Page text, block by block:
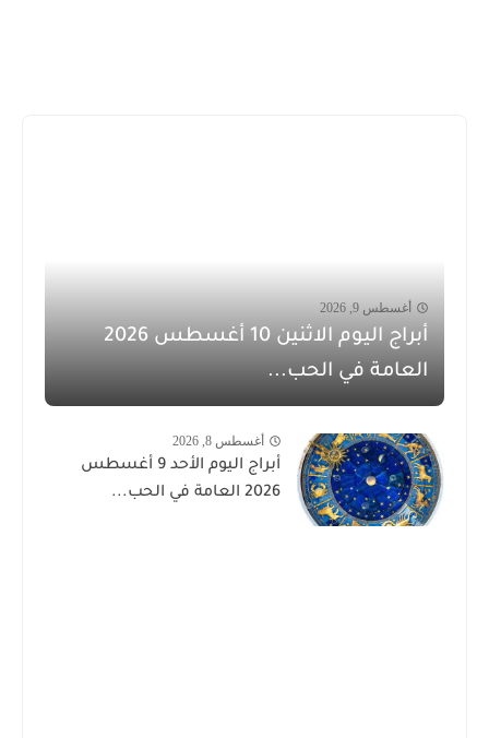
أغسطس 9, 2026
أبراج اليوم الاثنين 10 أغسطس 2026
العامة في الحب...
أغسطس 8, 2026
أبراج اليوم الأحد 9 أغسطس
2026 العامة في الحب...